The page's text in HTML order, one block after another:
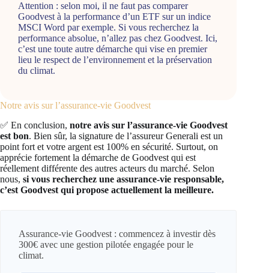
Attention : selon moi, il ne faut pas comparer
Goodvest à la performance d’un ETF sur un indice
MSCI Word par exemple. Si vous recherchez la
performance absolue, n’allez pas chez Goodvest. Ici,
c’est une toute autre démarche qui vise en premier
lieu le respect de l’environnement et la préservation
du climat.
Notre avis sur l’assurance-vie Goodvest
✅ En conclusion, notre avis sur l’assurance-vie Goodvest
est bon. Bien sûr, la signature de l’assureur Generali est un
point fort et votre argent est 100% en sécurité. Surtout, on
apprécie fortement la démarche de Goodvest qui est
réellement différente des autres acteurs du marché. Selon
nous, si vous recherchez une assurance-vie responsable,
c’est Goodvest qui propose actuellement la meilleure.
Assurance-vie Goodvest : commencez à investir dès
300€ avec une gestion pilotée engagée pour le
climat.